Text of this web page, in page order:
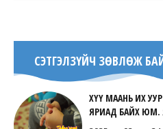
СЭТГЭЛЗҮЙЧ ЗӨВЛӨЖ
ХҮҮ МААНЬ ИХ
ЯРИАД БАЙХ ЮМ.